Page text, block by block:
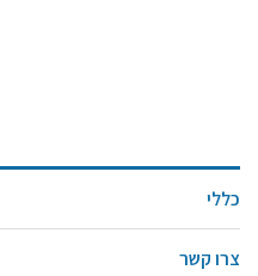
כללי
צרו קשר